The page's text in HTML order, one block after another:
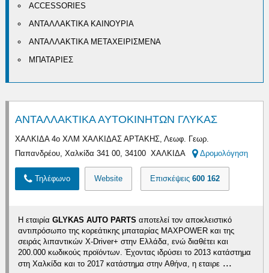
ACCESSORIES
ΑΝΤΑΛΛΑΚΤΙΚΑ ΚΑΙΝΟΥΡΙΑ
ΑΝΤΑΛΛΑΚΤΙΚΑ ΜΕΤΑΧΕΙΡΙΣΜΕΝΑ
ΜΠΑΤΑΡΙΕΣ
ΑΝΤΑΛΛΑΚΤΙΚΑ ΑΥΤΟΚΙΝΗΤΩΝ ΓΛΥΚΑΣ
ΧΑΛΚΙΔΑ 4ο ΧΛΜ ΧΑΛΚΙΔΑΣ ΑΡΤΑΚΗΣ, Λεωφ. Γεωρ.
Παπανδρέου, Χαλκίδα 341 00, 34100 ΧΑΛΚΙΔΑ
Δρομολόγηση
Τηλέφωνο Website Επισκέψεις600 162
Η εταιρία GLYKAS AUTO PARTSαποτελεί τον αποκλειστικό
αντιπρόσωπο της κορεάτικης μπαταρίας MAXPOWER και της
σειράς λιπαντικών X-Driver+ στην Ελλάδα, ενώ διαθέτει και
200.000 κωδικούς προϊόντων. Έχοντας ιδρύσει το 2013 κατάστημα
στη Χαλκίδα και το 2017 κατάστημα στην Αθήνα, η εταιρε ...